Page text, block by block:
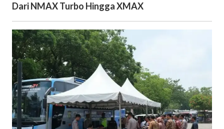
Dari NMAX Turbo Hingga XMAX